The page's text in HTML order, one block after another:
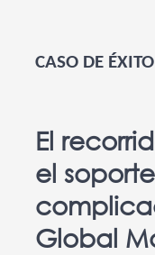
CASO DE ÉXITO
El
el soporte
Global